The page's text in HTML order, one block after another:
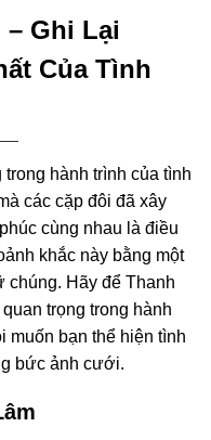
Ghi Lại
Của Tình
hành trình của tình
các cặp đôi đã xây
cùng nhau là điều
khắc này bằng một
chúng. Hãy để Thanh
trọng trong hành
muốn bạn thể hiện tình
bức ảnh cưới.